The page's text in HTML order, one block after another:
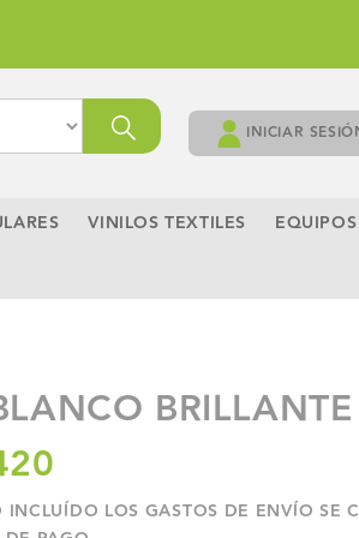
INICIAR
VINILOS TEXTILES EQUIPOS
INCLUÍDO LOS GASTOS DE ENVÍO SE